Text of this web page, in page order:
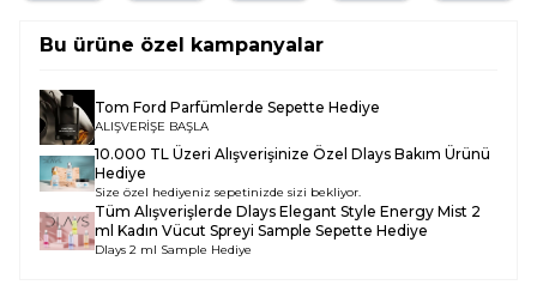
Bu ürüne özel kampanyalar
Tom Ford Parfümlerde Sepette Hediye
ALIŞVERİŞE BAŞLA
10.000 TL Üzeri Alışverişinize Özel Dlays Bakım Ürünü
Hediye
Size özel hediyeniz sepetinizde sizi bekliyor.
Tüm Alışverişlerde Dlays Elegant Style Energy Mist 2
ml Kadın Vücut Spreyi Sample Sepette Hediye
Dlays 2 ml Sample Hediye